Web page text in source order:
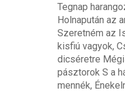
Tegnap
Holnapután az
Szeretném az
kisfiú vagyok,
dicséretre
pásztorok S a
mennék,